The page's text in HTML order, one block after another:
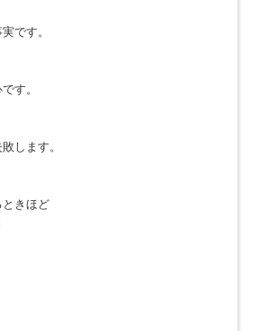
です。
す。
します。
きほど